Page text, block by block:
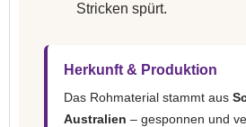
Stricken spürt.
Herkunft & Produktion
Das Rohmaterial stammt aus
Australien – gesponnen und